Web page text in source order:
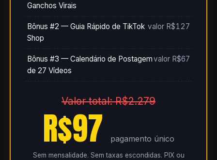
Ganchos Virais
Bônus #2 — Guia Rápido de TikTok
Shop
valor R$127
Bônus #3 — Calendário de Postagem
de 27 Vídeos
valor R$67
Valor total: R$2.279
R$97 pagamento único
Sem mensalidade. Sem taxas escondidas. PIX ou